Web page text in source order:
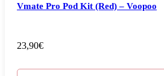
Vmate Pro Pod Kit (Red) – Voopoo
23,90€